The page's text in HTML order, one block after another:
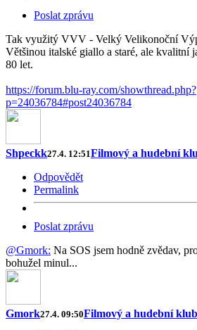
Poslat zprávu
Tak využitý VVV - Velký Velikonoční
Většinou italské giallo a staré, ale kvalitní
80 let.
https://forum.blu-ray.com/showthread.php?
p=24036784#post24036784
Shpeckk27.4. 12:51Filmový a hudební
Odpovědět
Permalink
Poslat zprávu
@Gmork: Na SOS jsem hodně zvědav,
bohužel minul...
Gmork27.4. 09:50Filmový a hudební klub